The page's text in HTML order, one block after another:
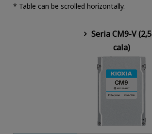
* Table can be scrolled horizontally.
Seria CM9-V (2,5
cala)